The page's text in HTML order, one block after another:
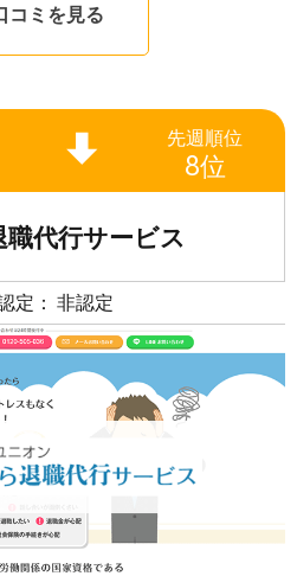
コミを見る
先週 順位
8位
代行サービス
定： 非認定